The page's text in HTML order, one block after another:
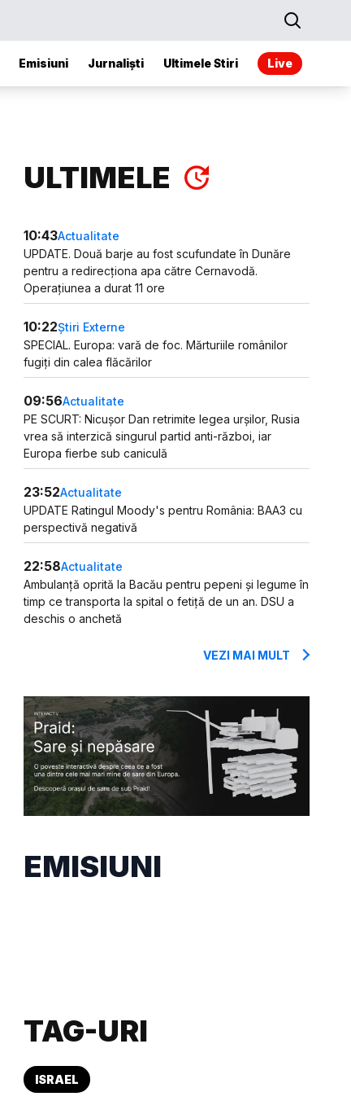
Emisiuni Jurnaliști Ultimele Stiri Live
ULTIMELE
10:43Actualitate
UPDATE. Două barje au fost scufundate în Dunăre
pentru a redirecționa apa către Cernavodă.
Operațiunea a durat 11 ore
10:22Știri Externe
SPECIAL. Europa: vară de foc. Mărturiile românilor
fugiți din calea flăcărilor
09:56Actualitate
PE SCURT: Nicușor Dan retrimite legea urșilor, Rusia
vrea să interzică singurul partid anti-război, iar
Europa fierbe sub caniculă
23:52Actualitate
UPDATE Ratingul Moody's pentru România: BAA3 cu
perspectivă negativă
22:58Actualitate
Ambulanță oprită la Bacău pentru pepeni și legume în
timp ce transporta la spital o fetiță de un an. DSU a
deschis o anchetă
VEZI MAI MULT
EMISIUNI
TAG-URI
ISRAEL